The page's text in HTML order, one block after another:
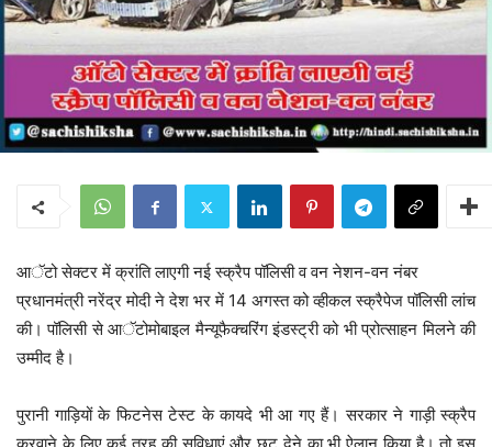
आॅटो सेक्टर में क्रांति लाएगी नई स्क्रैप पॉलिसी व वन नेशन-वन नंबर
प्रधानमंत्री नरेंद्र मोदी ने देश भर में 14 अगस्त को व्हीकल स्क्रैपेज पॉलिसी लांच
की। पॉलिसी से आॅटोमोबाइल मैन्यूफैक्चरिंग इंडस्ट्री को भी प्रोत्साहन मिलने की
उम्मीद है।
पुरानी गाड़ियों के फिटनेस टेस्ट के कायदे भी आ गए हैं। सरकार ने गाड़ी स्क्रैप